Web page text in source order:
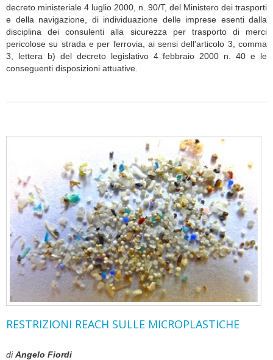
decreto ministeriale 4 luglio 2000, n. 90/T, del Ministero dei trasporti
e della navigazione, di individuazione delle imprese esenti dalla
disciplina dei consulenti alla sicurezza per trasporto di merci
pericolose su strada e per ferrovia, ai sensi dell'articolo 3, comma
3, lettera b) del decreto legislativo 4 febbraio 2000 n. 40 e le
conseguenti disposizioni attuative.
RESTRIZIONI REACH SULLE MICROPLASTICHE
diAngelo Fiordi